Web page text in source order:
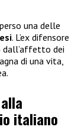
una delle
. L’ex difensore
dall’affetto dei
di una vita,
italiano